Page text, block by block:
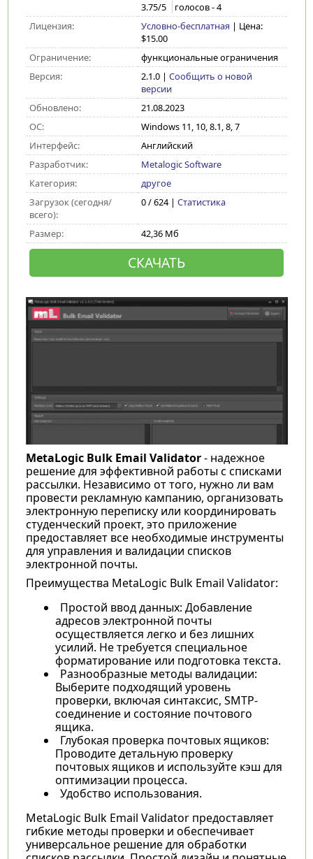
3.75/5 голосов -4
Лицензия:
Условно-бесплатная | Цена:
$15.00
Ограничение:
функциональные ограничения
Версия:
2.1.0| Сообщить о новой
версии
Обновлено:
21.08.2023
ОС:
Windows 11, 10, 8.1, 8, 7
Интерфейс:
Английский
Разработчик:
Metalogic Software
Категория:
другое
Загрузок (сегодня/
всего):
0 / 624 | Статистика
Размер: 42,36 Мб
СКАЧАТЬ
MetaLogic Bulk Email Validator- надежное
решение для эффективной работы с списками
рассылки. Независимо от того, нужно ли вам
провести рекламную кампанию, организовать
электронную переписку или координировать
студенческий проект, это приложение
предоставляет все необходимые инструменты
для управления и валидации списков
электронной почты.
Преимущества MetaLogic Bulk Email Validator:
Простой ввод данных: Добавление
адресов электронной почты
осуществляется легко и без лишних
усилий. Не требуется специальное
форматирование или подготовка текста.
Разнообразные методы валидации:
Выберите подходящий уровень
проверки, включая синтаксис, SMTP-
соединение и состояние почтового
ящика.
Глубокая проверка почтовых ящиков:
Проводите детальную проверку
почтовых ящиков и используйте кэш для
оптимизации процесса.
Удобство использования.
MetaLogic Bulk Email Validator предоставляет
гибкие методы проверки и обеспечивает
универсальное решение для обработки